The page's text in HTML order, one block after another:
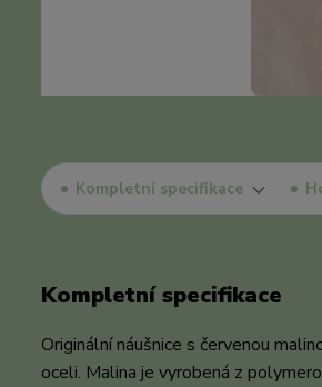
Kompletní specifikace
Kompletní specifikace
Originální náušnice s červenou
oceli. Malina je vyrobená z